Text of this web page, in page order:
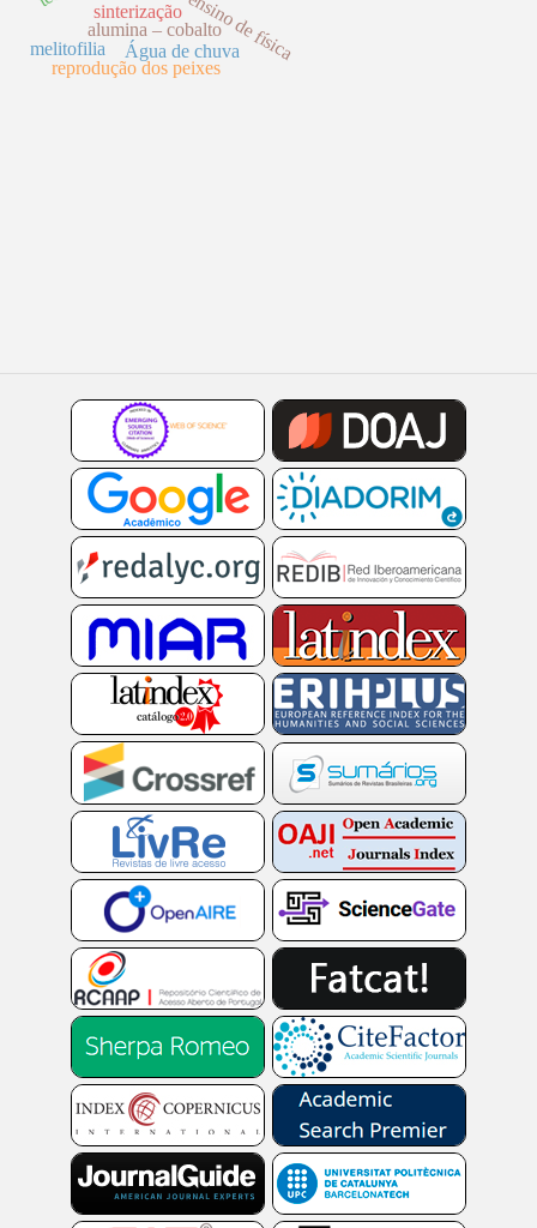
ensino de física
alumina – cobalto
sinterização
Água de chuva
reprodução dos peixes
melitofilia